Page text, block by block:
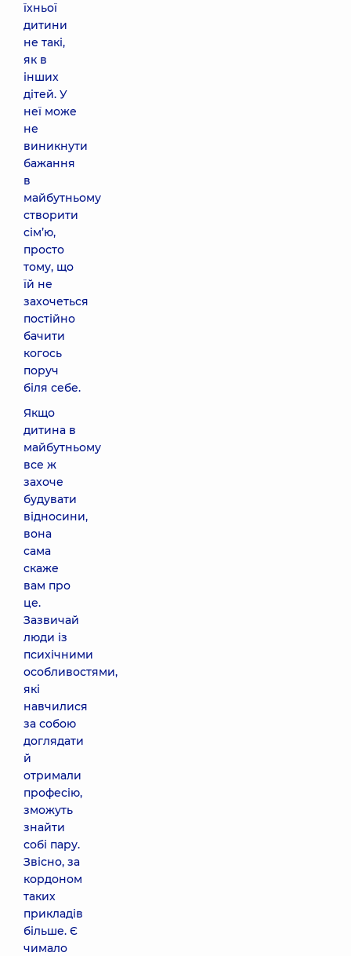
їхньої
дитини
не такі,
як в
інших
дітей. У
неї може
не
виникнути
бажання
в
майбутньому
створити
сім’ю,
просто
тому, що
їй не
захочеться
постійно
бачити
когось
поруч
біля себе.
Якщо
дитина в
майбутньому
все ж
захоче
будувати
відносини,
вона
сама
скаже
вам про
це.
Зазвичай
люди із
психічними
особливостями,
які
навчилися
за собою
доглядати
й
отримали
професію,
зможуть
знайти
собі пару.
Звісно, за
кордоном
таких
прикладів
більше. Є
чимало